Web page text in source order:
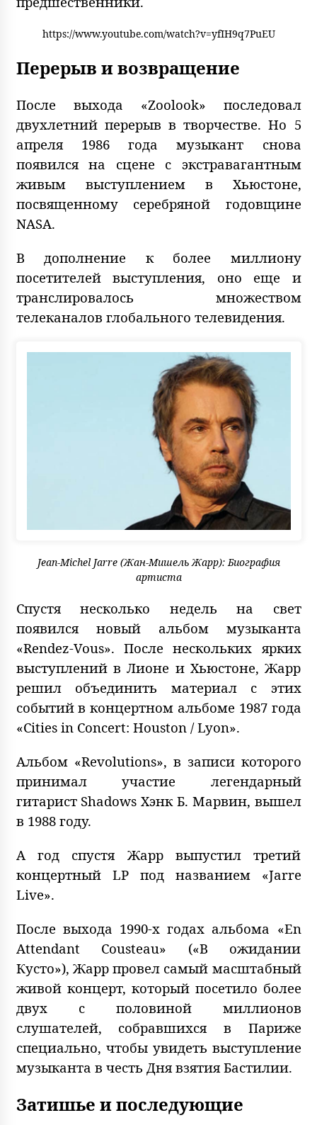
https://www.youtube.com/watch?v=yfIH9q7PuEU
Перерыв и возвращение
После выхода «Zoolook» последовал
двухлетний перерыв в творчестве. Но 5
апреля 1986 года музыкант снова
появился на сцене с экстравагантным
живым выступлением в Хьюстоне,
посвященному серебряной годовщине
NASA.
В дополнение к более миллиону
посетителей выступления, оно еще и
транслировалось множеством
телеканалов глобального телевидения.
Jean-Michel Jarre (Жан-Мишель Жарр): Биография
артиста
Спустя несколько недель на свет
появился новый альбом музыканта
«Rendez-Vous». После нескольких ярких
выступлений в Лионе и Хьюстоне, Жарр
решил объединить материал с этих
событий в концертном альбоме 1987 года
«Cities in Concert: Houston / Lyon».
Альбом «Revolutions», в записи которого
принимал участие легендарный
гитарист Shadows Хэнк Б. Марвин, вышел
в 1988 году.
А год спустя Жарр выпустил третий
концертный LP под названием «Jarre
Live».
После выхода 1990-х годах альбома «En
Attendant Cousteau» («В ожидании
Кусто»), Жарр провел самый масштабный
живой концерт, который посетило более
двух с половиной миллионов
слушателей, собравшихся в Париже
специально, чтобы увидеть выступление
музыканта в честь Дня взятия Бастилии.
Затишье и последующие